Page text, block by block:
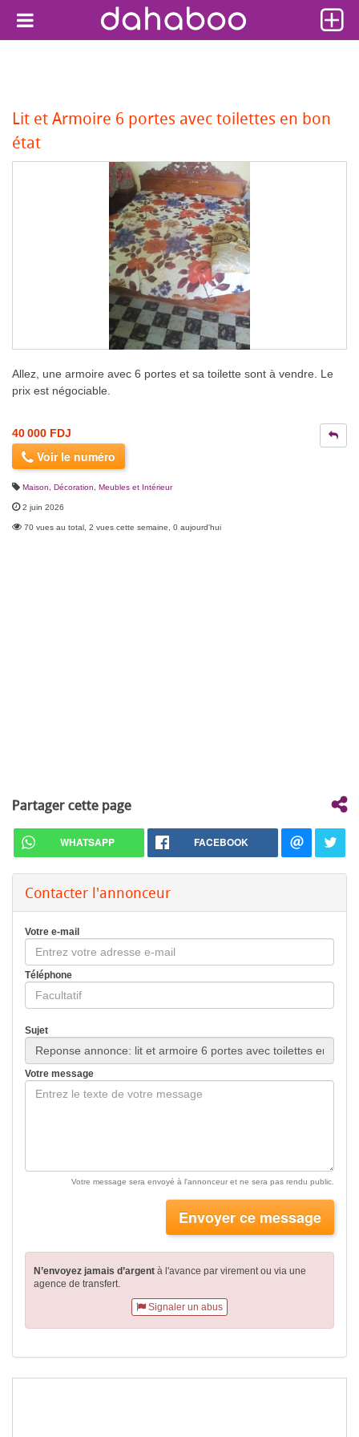
Lit et Armoire 6 portes avec toilettes en bon
état
Allez, une armoire avec 6 portes et sa toilette sont à vendre. Le
prix est négociable.
40 000 FDJ
Voir le numéro
Maison, Décoration Meubles et Intérieur
2 juin 2026
70 vues au total, 2 vues cette semaine, 0 aujourd'hui
Partager cette page
WHATSAPP FACEBOOK
Contacter l'annonceur
Votre e-mail
Téléphone
Sujet
Votre message
Votre message sera envoyé à l'annonceur et ne sera pas rendu public.
Envoyer ce message
N’envoyez jamais d’argent à l'avance par virementou via une
agence de transfert.
Signaler un abus